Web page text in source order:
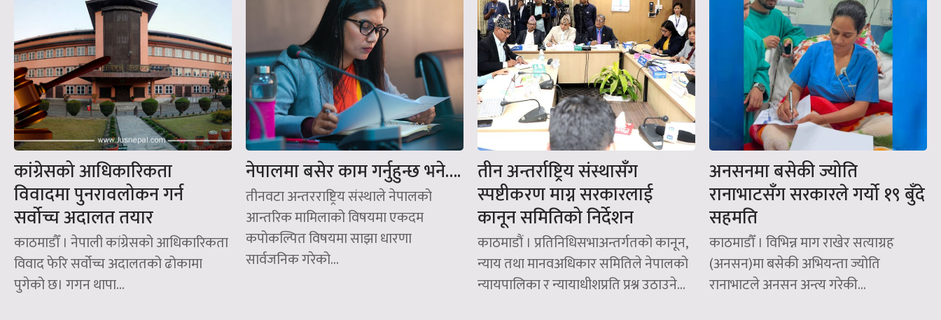
कांग्रेसको आधिकारिकता
विवादमा पुनरावलोकन गर्न
सर्वोच्च अदालत तयार
काठमाडौँ । नेपाली कांग्रेसको आधिकारिकता
विवाद फेरि सर्वोच्च अदालतको ढोकामा
पुगेको छ। गगन थापा...
नेपालमा बसेर काम गर्नुहुन्छ भने….
तीनवटा अन्तरराष्ट्रिय संस्थाले नेपालको
आन्तरिक मामिलाको विषयमा एकदम
कपोकल्पित विषयमा साझा धारणा
सार्वजनिक गरेको...
तीन अन्तर्राष्ट्रिय संस्थासँग
स्पष्टीकरण माग्न सरकारलाई
कानून समितिको निर्देशन
काठमाडौं । प्रतिनिधिसभाअन्तर्गतको कानून,
न्याय तथा मानवअधिकार समितिले नेपालको
न्यायपालिका र न्यायाधीशप्रति प्रश्न उठाउने...
अनसनमा बसेकी ज्योति
रानाभाटसँग सरकारले गर्यो १९ बुँदे
सहमति
काठमाडौँ । विभिन्न माग राखेर सत्याग्रह
(अनसन)मा बसेकी अभियन्ता ज्योति
रानाभाटले अनसन अन्त्य गरेकी...